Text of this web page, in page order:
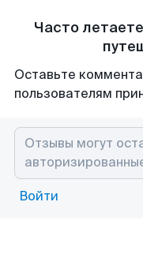
Часто
Оставьте
пользователям
Войти